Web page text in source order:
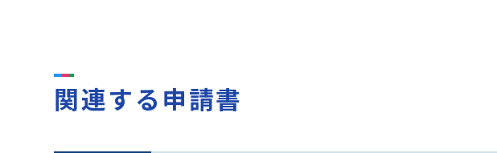
関連する申請書